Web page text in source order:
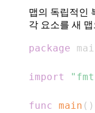
맵의 독립적인
각 요소를 새
package
import
func main ( )